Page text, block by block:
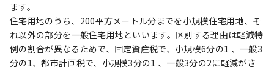
ます。
住宅用地のうち、200平方メートル分までを小規模住宅用地、そ
れ以外の部分を一般住宅用地といいます。区別する理由は軽減特
例の割合が異なるためで、固定資産税で、小規模6分の1 、一般3
分の1、都市計画税で、小規模3分の1 、一般3分の2に軽減がさ